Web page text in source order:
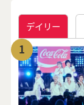
デイリー
1